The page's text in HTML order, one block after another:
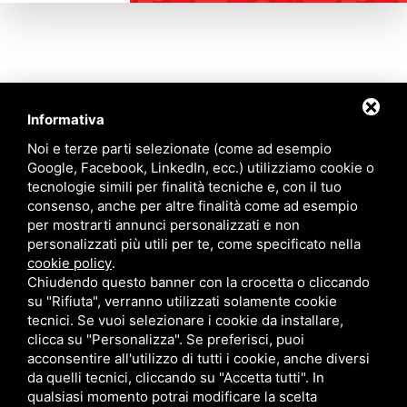
Informativa
Noi e terze parti selezionate (come ad esempio
Google, Facebook, LinkedIn, ecc.) utilizziamo cookie o
tecnologie simili per finalità tecniche e, con il tuo
consenso, anche per altre finalità come ad esempio
per mostrarti annunci personalizzati e non
personalizzati più utili per te, come specificato nella
cookie policy.
Chiudendo questo banner con la crocetta o cliccando
su "Rifiuta", verranno utilizzati solamente cookie
tecnici. Se vuoi selezionare i cookie da installare,
clicca su "Personalizza". Se preferisci, puoi
acconsentire all'utilizzo di tutti i cookie, anche diversi
da quelli tecnici, cliccando su "Accetta tutti". In
qualsiasi momento potrai modificare la scelta
Contattaci
Via Quinto Bucci, 205, 47521 Cesena (FC)
+39 0543 31536
+39 320 6635083
info@amiciziaeamore.it
Links
Chi siamo
Crea il tuo profilo
Franchising
Annunci
Blog
Contatti
Follow Us